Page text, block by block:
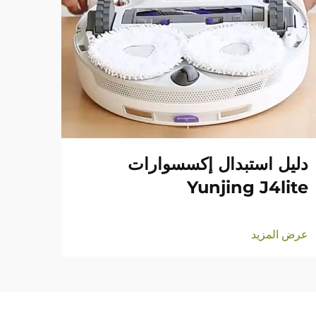
دليل استبدال إكسسوارات
Yunjing J4lite
عرض المزيد